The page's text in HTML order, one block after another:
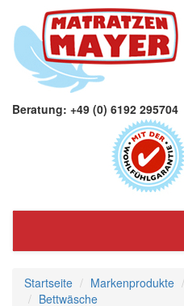
Beratung: +49 (0) 6192 295704
Startseite Markenprodukte
Bettwäsche